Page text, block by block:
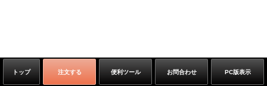
トップ 注文する 便利ツール お問合わせ PC版表示